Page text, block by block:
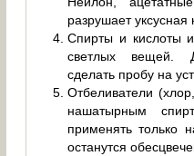
разрушает уксусная
Спирты и кислоты
светлых вещей.
сделать пробу на
Отбеливатели
нашатырным
применять только
останутся